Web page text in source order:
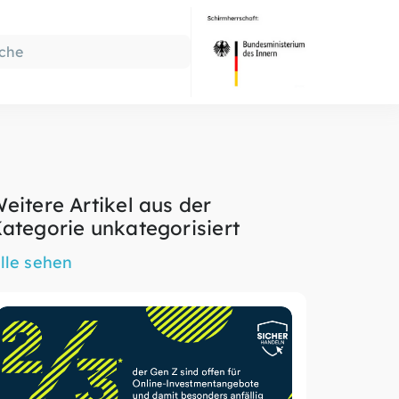
Artikel aus der
unkategorisiert
sehen